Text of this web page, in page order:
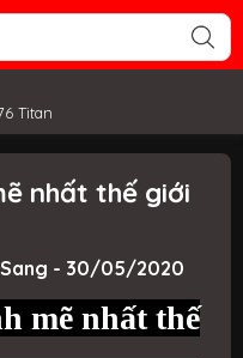
Titan
nhất thế giới
Sang - 30/05/2020
mẽ nhất thế